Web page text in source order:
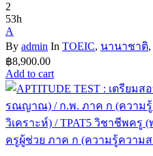
2
53h
A
By admin In TOEIC, นานาชาติ,
฿8,900.00
Add to cart